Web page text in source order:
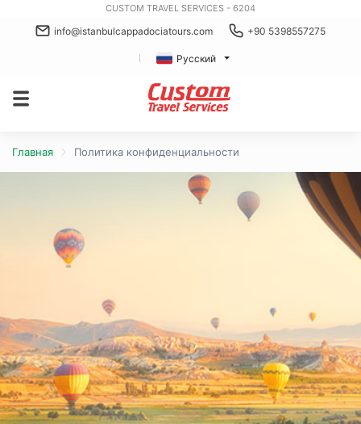
CUSTOM TRAVEL SERVICES - 6204
info@istanbulcappadociatours.com +90 5398557275
Русский
Главная Политика конфиденциальности